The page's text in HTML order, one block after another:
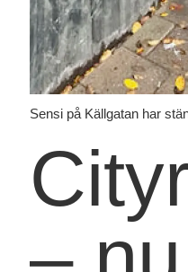
Sensi på Källgatan har